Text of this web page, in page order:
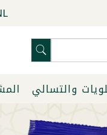
والتسالي